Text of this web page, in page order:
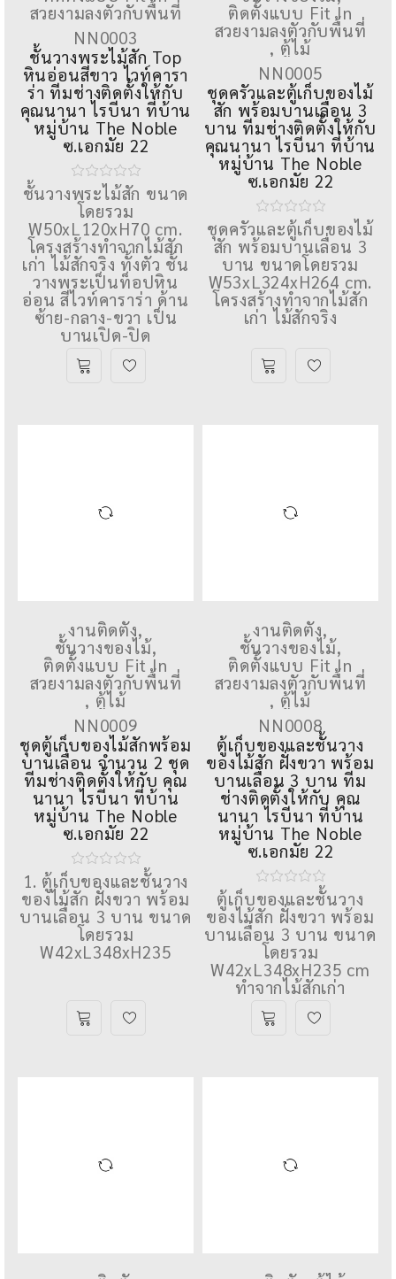
ชั้นไม้วางพระ ตู้พระไม้
ติดตั้งแบบ Fit In
สวยงามลงตัวกับพื้นที่
NN0003
ชั้นวางพระไม้สัก Top
หินอ่อนสีขาว ไวท์คารา
ร่า ทีมช่างติดตั้งให้กับ
คุณนานา ไรบีนา ที่บ้าน
หมู่บ้าน The Noble
ซ.เอกมัย 22
ชั้นวางพระไม้สัก ขนาด
โดยรวม
W50xL120xH70 cm.
โครงสร้างทำจากไม้สัก
เก่า ไม้สักจริง ทั้งตัว ชั้น
วางพระเป็นท็อปหิน
อ่อน สีไวท์คาราร่า ด้าน
บานเปิด-ปิด
ครัวไม้,งานติดตั้ง
ชั้นวางของไม้
ติดตั้งแบบ Fit In
สวยงามลงตัวกับพื้นที่
,ตู้ไม้
NN0005
ชุดครัวและตู้เก็บของไม้
สัก พร้อมบานเลื่อน 3
บาน ทีมช่างติดตั้งให้กับ
คุณนานา ไรบีนา ที่บ้าน
หมู่บ้าน The Noble
ซ.เอกมัย 22
ชุดครัวและตู้เก็บของไม้
สัก พร้อมบานเลื่อน 3
โครงสร้างทำจากไม้สัก
งานติดตั้ง ,
ชั้นวางของไม้
ติดตั้งแบบ Fit In
สวยงามลงตัวกับพื้นที่
,ตู้ไม้
NN0009
ชุดตู้เก็บของไม้สักพร้อม
บานเลื่อน จำนวน 2 ชุด
ทีมช่างติดตั้งให้กับ คุณ
นานา ไรบีนา ที่บ้าน
หมู่บ้าน The Noble
ซ.เอกมัย 22
1. ตู้เก็บของและชั้นวาง
ของไม้สัก ฝั่งขวา พร้อม
งานติดตั้ง ,
ชั้นวางของไม้
ติดตั้งแบบ Fit In
สวยงามลงตัวกับพื้นที่
,ตู้ไม้
NN0008
ตู้เก็บของและชั้นวาง
ของไม้สัก ฝั่งขวา พร้อม
บานเลื่อน 3 บาน ทีม
ช่างติดตั้งให้กับ คุณ
นานา ไรบีนา ที่บ้าน
หมู่บ้าน The Noble
ซ.เอกมัย 22
ตู้เก็บของและชั้นวาง
ของไม้สัก ฝั่งขวา พร้อม
บานเลื่อน 3 บาน ขนาด
W42xL348xH235 cm